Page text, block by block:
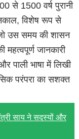
से 1500 वर्ष पुरानी
विशेष रूप से
जो उस समय की शासन
जानकारी
पाली भाषा में लिखी
परंपरा का सशक्त
साय ने सदस्यों और